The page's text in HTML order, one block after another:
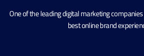
One of the leading digital marketing
best online brand